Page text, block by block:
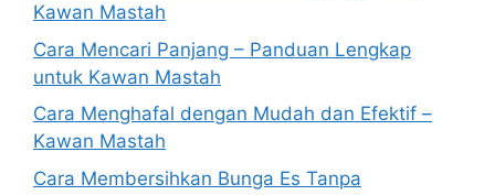
Kawan Mastah
Cara Mencari Panjang – Panduan Lengkap
untuk Kawan Mastah
Cara Menghafal dengan Mudah dan Efektif –
Kawan Mastah
Cara Membersihkan Bunga Es Tanpa